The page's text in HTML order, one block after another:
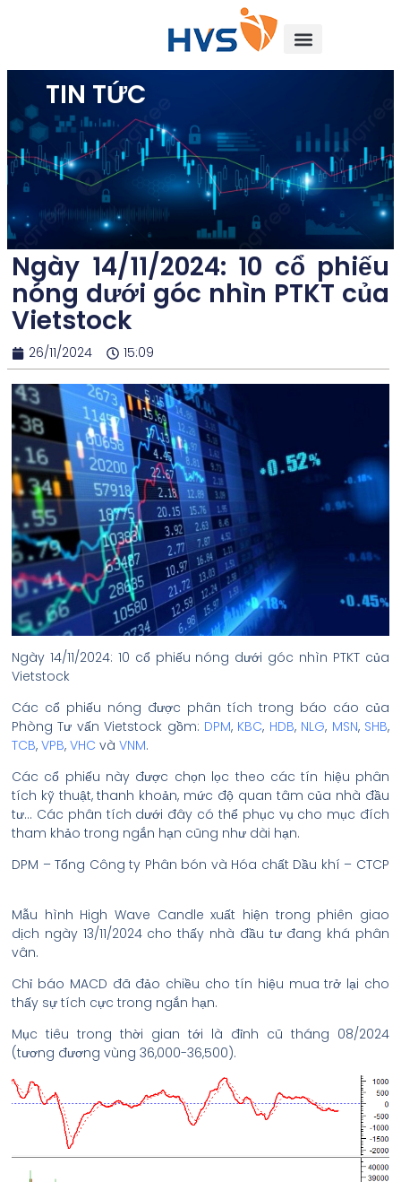
TIN TỨC
Ngày 14/11/2024: 10 cổ phiếu
nóng dưới góc nhìn PTKT của
Vietstock
26/11/2024 15:09
Ngày 14/11/2024: 10 cổ phiếu nóng dưới góc nhìn PTKT của
Vietstock
Các cổ phiếu nóng được phân tích trong báo cáo của
Phòng Tư vấn Vietstock gồm: DPM, KBC, HDB, NLG, MSN, SHB,
TCB, VPB, VHC và VNM.
Các cổ phiếu này được chọn lọc theo các tín hiệu phân
tích kỹ thuật, thanh khoản, mức độ quan tâm của nhà đầu
tư… Các phân tích dưới đây có thể phục vụ cho mục đích
tham khảo trong ngắn hạn cũng như dài hạn.
DPM – Tổng Công ty Phân bón và Hóa chất Dầu khí – CTCP
Mẫu hình High Wave Candle xuất hiện trong phiên giao
dịch ngày 13/11/2024 cho thấy nhà đầu tư đang khá phân
vân.
Chỉ báo MACD đã đảo chiều cho tín hiệu mua trở lại cho
thấy sự tích cực trong ngắn hạn.
Mục tiêu trong thời gian tới là đỉnh cũ tháng 08/2024
(tương đương vùng 36,000-36,500).